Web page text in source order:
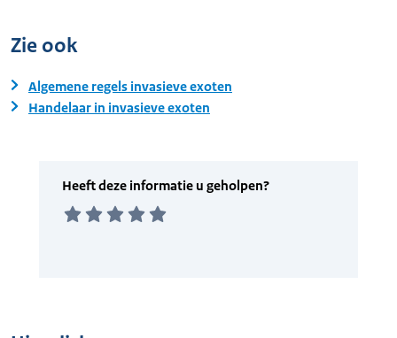
Zie ook
Algemene regels invasieve exoten
Handelaar in invasieve exoten